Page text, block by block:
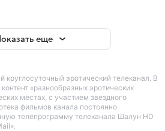
еще
круглосуточный эротический телеканал. В
«разнообразных эротических
местах, с участием звездного
фильмов канала постоянно
телепрограмму телеканала Шалун HD